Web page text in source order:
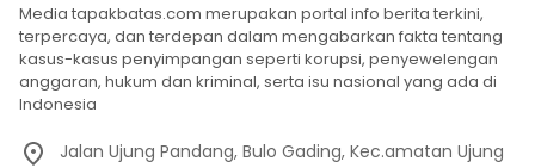
Media tapakbatas.com merupakan portal info berita terkini,
terpercaya, dan terdepan dalam mengabarkan fakta tentang
kasus-kasus penyimpangan seperti korupsi, penyewelengan
anggaran, hukum dan kriminal, serta isu nasional yang ada di
Indonesia
Jalan Ujung Pandang, Bulo Gading, Kec.amatan Ujung